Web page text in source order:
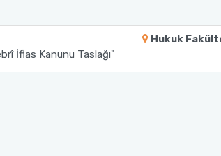
Hukuk
İflas Kanunu Taslağı"